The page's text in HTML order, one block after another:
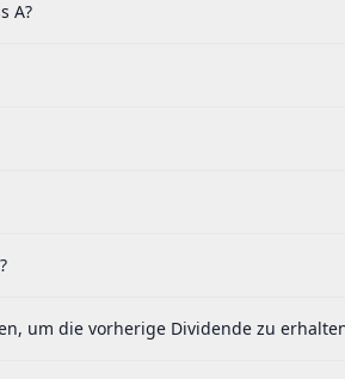
A?
um die vorherige Dividende zu